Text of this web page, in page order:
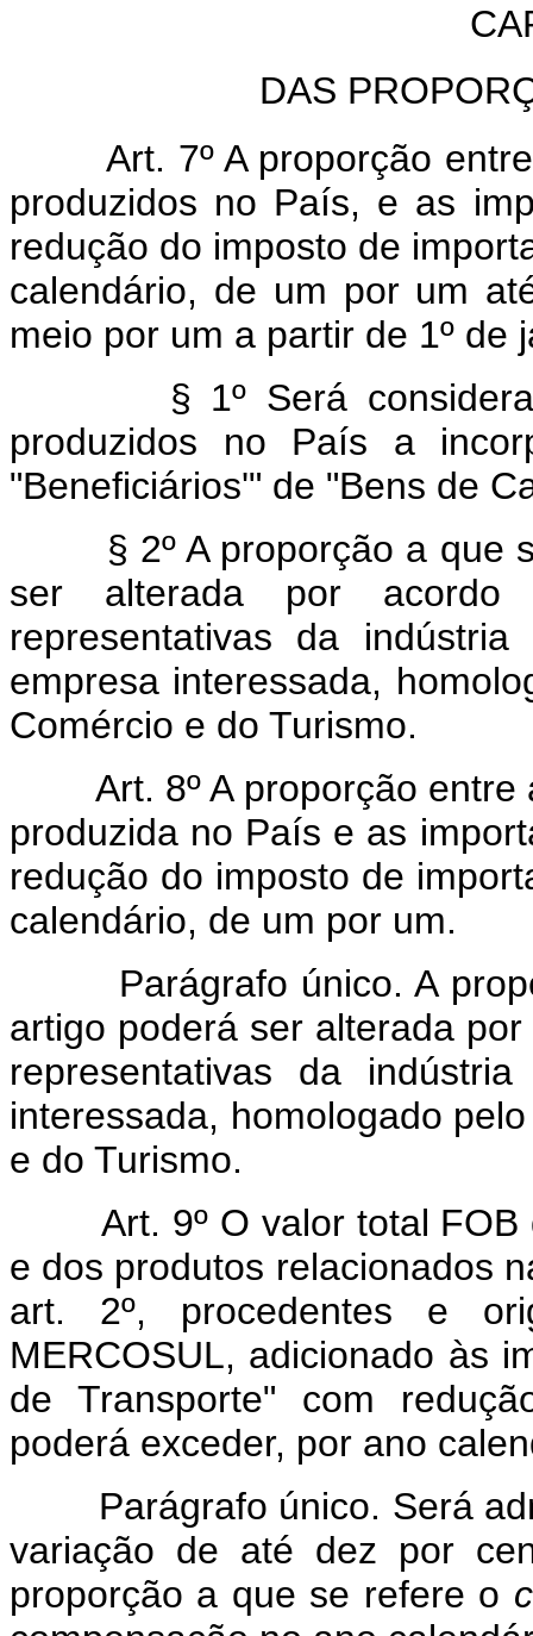
DAS
Art. 7º A proporção entre
produzidos no País, e as
redução do imposto de
calendário, de um por um
meio por um a partir de 1º de
§ 1º Será considerada
produzidos no País a
"Beneficiários'" de "Bens de
§ 2º A proporção a que
ser alterada por
representativas da
empresa interessada,
Comércio e do Turismo.
Art. 8º A proporção entre
produzida no País e as
redução do imposto de
calendário, de um por um.
Parágrafo único. A
artigo poderá ser alterada
representativas da
interessada, homologado
e do Turismo.
Art. 9º O valor total FOB
e dos produtos relacionados
art. 2º, procedentes e
MERCOSUL, adicionado às
de Transporte" com
poderá exceder, por ano
Parágrafo único. Será
variação de até dez por
proporção a que se refere o